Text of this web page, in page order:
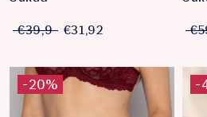
€39,9 €31,92
-20% -